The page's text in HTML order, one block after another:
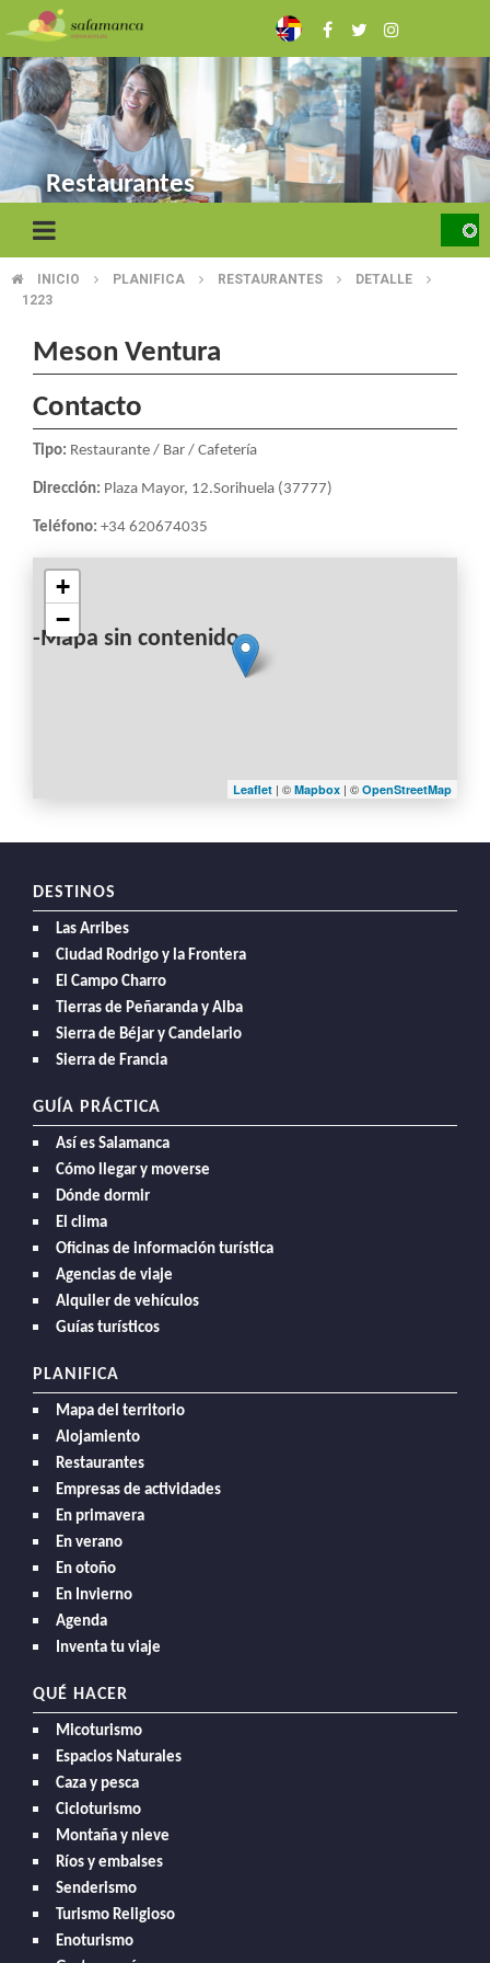
to
main
content
Restaurantes
BREADCRUMB
INICIO PLANIFICA RESTAURANTES
DETALLE
1223
Meson Ventura
Contacto
Tipo: Restaurante / Bar / Cafetería
Dirección: Plaza Mayor, 12.Sorihuela (37777)
Teléfono: +34 620674035
-Mapa sin contenido-
+
−
Leaflet | © Mapbox | © OpenStreetMap
DESTINOS
Las Arribes
Ciudad Rodrigo y la Frontera
El Campo Charro
Tierras de Peñaranda y Alba
Sierra de Béjar y Candelario
Sierra de Francia
GUÍA PRÁCTICA
Así es Salamanca
Cómo llegar y moverse
Dónde dormir
El clima
Oficinas de información turística
Agencias de viaje
Alquiler de vehículos
Guías turísticos
PLANIFICA
Mapa del territorio
Alojamiento
Restaurantes
Empresas de actividades
En primavera
En verano
En otoño
En Invierno
Agenda
Inventa tu viaje
QUÉ HACER
Micoturismo
Espacios Naturales
Caza y pesca
Cicloturismo
Montaña y nieve
Ríos y embalses
Senderismo
Turismo Religioso
Enoturismo